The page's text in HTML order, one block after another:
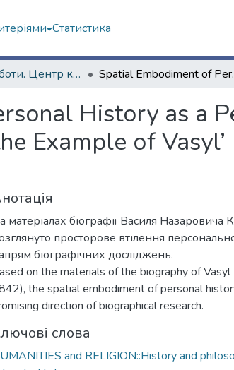
Статистика
Наукові роботи. Центр краєзнавства Spatial Embodiment оf
History аs а
Example оf
матеріалах біографії Василя Назаровича
просторове втілення
біографічних досліджень.
on the materials of the biography of
the spatial embodiment of personal
direction of biographical research.
слова
and RELIGION::History and